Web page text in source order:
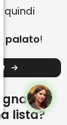
quindi
palato!
lista?